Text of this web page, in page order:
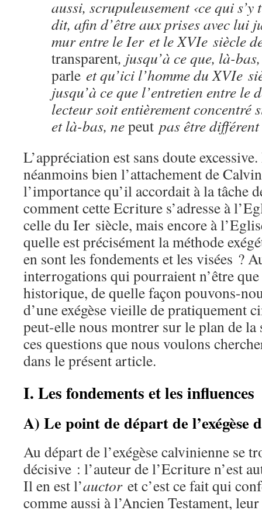
aussi, scrupuleusement ‹ce qui s’y
dit, afin d’être aux prises avec lui
mur entre le Ier et le XVIe siècle
transparent, jusqu’à ce que, là-
parle et qu’ici l’homme du XVIe
jusqu’à ce que l’entretien entre le
lecteur soit entièrement concentré
et là-bas, nepeut pas être
L’appréciation est sans doute
néanmoins bien l’attachement de
l’importance qu’il accordait à la tâche
comment cette Ecriture s’adresse à
celle du Ier siècle, mais encore à
quelle est précisément la méthode
en sont les fondements et les visées ?
interrogations qui pourraient n’être
historique, de quelle façon pouvons-
d’une exégèse vieille de pratiquement
peut-elle nous montrer sur le plan de
ces questions que nous voulons
dans le présent article.
I. Les fondements et les influences
A) Le point de départ de l’exégèse
Au départ de l’exégèse calvinienne se
décisive : l’auteur de l’Ecriture n’est
Il en est l’auctoret c’est ce fait qui
comme aussi à l’Ancien Testament, leur